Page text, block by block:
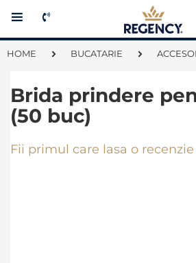
HOME BUCATARIE
Brida prindere
(50 buc)
Fii primul care lasa o recenzie